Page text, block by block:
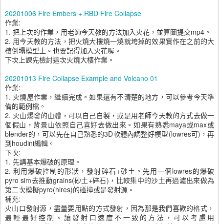
20201006 Fire Embers + RBD Fire Collapse
作業:
1. 把上次的作業，用老師今天教的方法加入火花，並算圖提交mp4。
2. 用今天教的方法，把火燒大樓燒一燒就垮掉的效果實作在之前的大
樓倒塌模型上。也要記得加入火花喔。
下次上課先檢討這次火燒大樓作業。
20201013 Fire Collapse Example and Volcano 01
作業:
1. 火燒屋作業，繼續完成。如果還有不清楚的地方，可以參考今天準
備的範例檔。
2. 火山爆發的山體，可以自己自製，或是用老師今天教的方式去做一
個假山，背景山依照自己喜好去做出來。如果有熟悉maya或max或
blender的，可以先在自己熟悉的3D軟體內調整好模型(lowres可)，再
到houdini編輯。
下次:
1. 先講基本爆破的原理。
2. 利用爆破控制的形狀，發射碎石+砂土。先用一個lowres的爆破
pyro sim去推動grains(砂土+碎石)，比較集中的沙土再過濾出來做為
第二次模擬pyro(hires)的碰撞或是發射源。
補充:
火山口發射源，盡量要用點的方式發射，因為那是我們喜歡的格式，
最輕最好控制。讓發射口速度不一致的方法，可以考慮用